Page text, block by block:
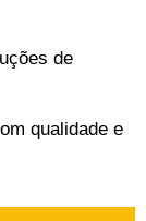
de
qualidade e